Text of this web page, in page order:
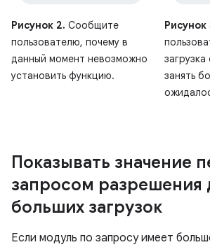
Рисунок 2. Сообщите
пользователю, почему в
данный момент невозможно
установить функцию.
Рисунок
занять
Показывать значение
запросом разрешения
больших загрузок
Если модуль по запросу имеет